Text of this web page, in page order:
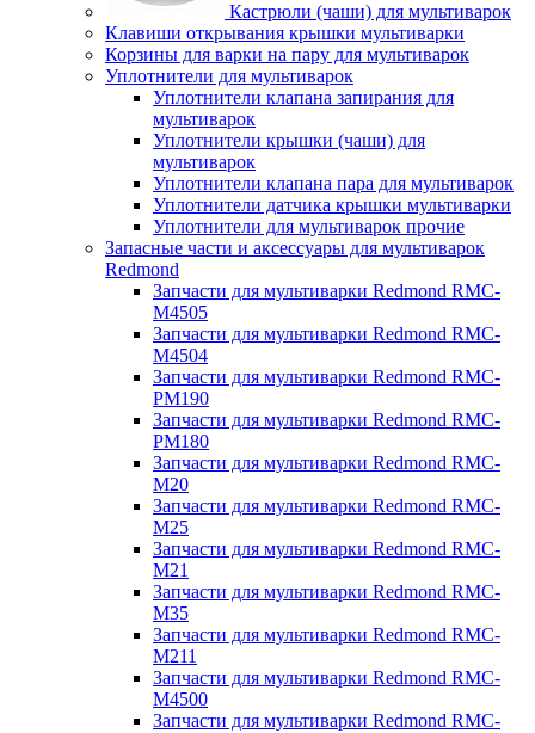
Кастрюли (чаши) для мультиварок
Клавиши открывания крышки мультиварки
Корзины для варки на пару для мультиварок
Уплотнители для мультиварок
Уплотнители клапана запирания для
мультиварок
Уплотнители крышки (чаши) для
мультиварок
Уплотнители клапана пара для мультиварок
Уплотнители датчика крышки мультиварки
Уплотнители для мультиварок прочие
Запасные части и аксессуары для мультиварок
Redmond
Запчасти для мультиварки Redmond RMC-
M4505
Запчасти для мультиварки Redmond RMC-
M4504
Запчасти для мультиварки Redmond RMC-
PM190
Запчасти для мультиварки Redmond RMC-
PM180
Запчасти для мультиварки Redmond RMC-
M20
Запчасти для мультиварки Redmond RMC-
M25
Запчасти для мультиварки Redmond RMC-
M21
Запчасти для мультиварки Redmond RMC-
M35
Запчасти для мультиварки Redmond RMC-
M211
Запчасти для мультиварки Redmond RMC-
M4500
Запчасти для мультиварки Redmond RMC-